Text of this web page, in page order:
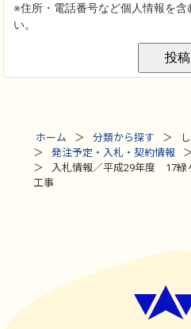
ホーム
分類から探す
発注予定・入札・契約情報
入札情報／平成29年度 17緑
工事